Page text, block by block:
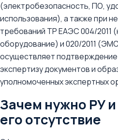
(электробезопасность, ПО,
использования), а также при
требований ТР ЕАЭС 004/2011
оборудование) и 020/2011
осуществляет
экспертизу документов и
уполномоченных экспертных
Зачем нужно РУ
его отсутствие